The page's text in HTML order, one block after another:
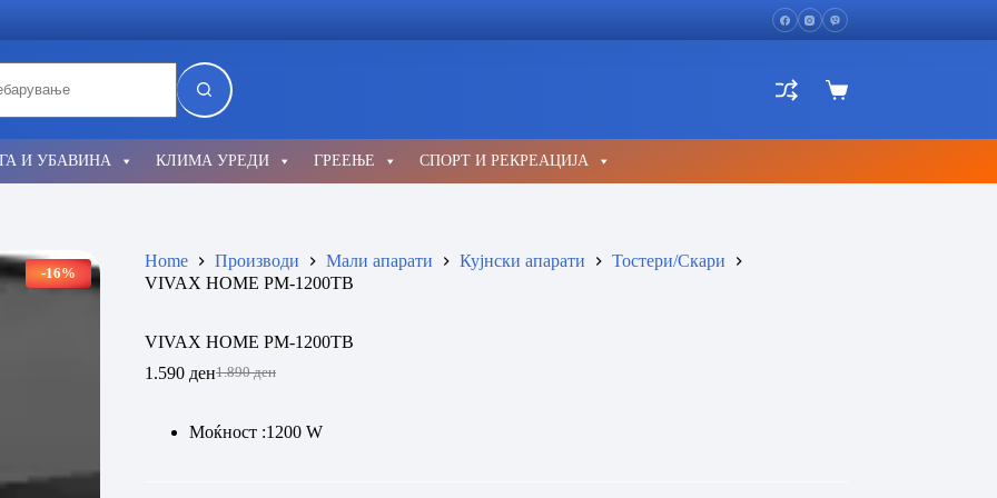
Shopping
И УБАВИНА КЛИМА УРЕДИ ГРЕЕЊЕ СПОРТ И РЕКРЕАЦИЈА
-16%
Home Производи Мали апарати Кујнски апарати
Тостери/Скари
VIVAX HOME PM-1200TB
VIVAX HOME PM-1200TB
1.890ден
Original
was:
1.890 ден.
1.590 денCurrent
is:
1.590 ден.
Моќност :1200 W